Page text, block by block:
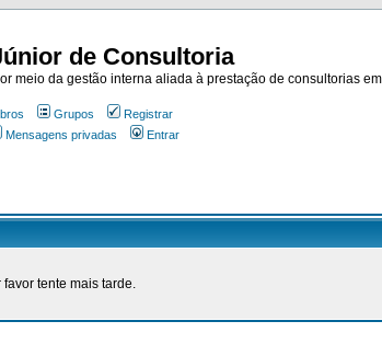
de Consultoria
meio da gestão interna aliada à prestação de consultorias
Grupos
Registrar
Mensagens privadas Entrar
tente mais tarde.